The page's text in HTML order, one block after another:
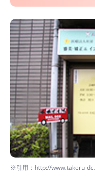
※引用：http://www.takeru-